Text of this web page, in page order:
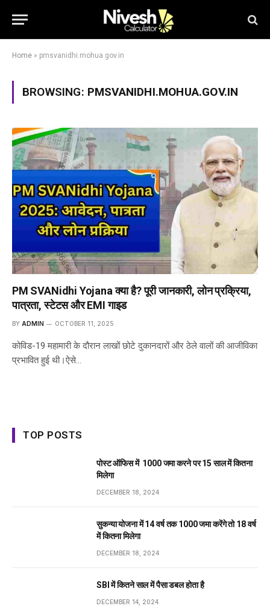
Home » pmsvanidhi.mohua.gov.in
BROWSING: PMSVANIDHI.MOHUA.GOV.IN
PM SVANidhi Yojana क्या है? पूरी जानकारी, लोन प्रक्रिया,
पात्रता, स्टेटस और EMI गाइड
BY ADMIN OCTOBER 11, 2025
कोविड-19 महामारी के दौरान लाखों छोटे दुकानदारों और ठेले वालों की आजीविका
प्रभावित हुई थी।ऐसे…
TOP POSTS
पोस्ट ऑफिस में ₹ 1000 जमा करने पर 15 साल में कितना
मिलेगा
DECEMBER 18, 2024
सुकन्या योजना में 14 वर्ष तक ₹1000 जमा करेंगे तो 18 वर्ष
में कितना मिलेगा
DECEMBER 18, 2024
SBI में कितने साल में पैसा डबल होता है
DECEMBER 14, 2024